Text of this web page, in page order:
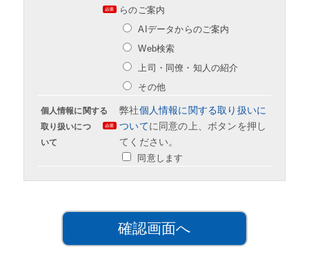
らのご案内
AIデータからのご案内
Web検索
上司・同僚・知人の紹介
その他
個人情報に関する
取り扱いにつ
いて
弊社個人情報に関する取り扱いに
ついてに同意の上、ボタンを押し
てください。
同意します